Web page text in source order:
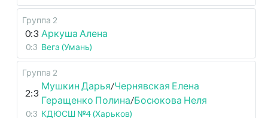
Группа 2
0:3 Аркуша Алена
0:3 Вега (Умань)
Группа 2
2:3
Мушкин Дарья/Чернявская Елена
Геращенко Полина/Босюкова Неля
0:3 КДЮСШ №4 (Харьков)